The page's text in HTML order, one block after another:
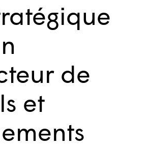
de
et